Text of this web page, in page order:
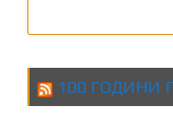
е
л
100 ГОДИНИ